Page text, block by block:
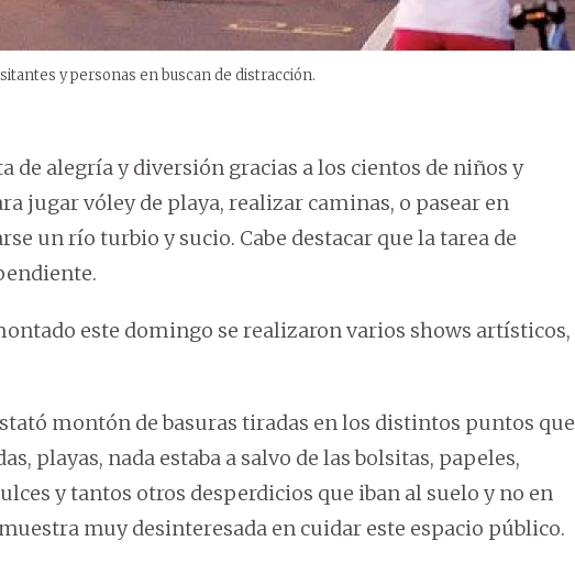
y personas en buscan de distracción.
de alegría y diversión gracias a los cientos de niños y
jugar vóley de playa, realizar caminas, o pasear en
un río turbio y sucio. Cabe destacar que la tarea de
este domingo se realizaron varios shows artísticos,
montón de basuras tiradas en los distintos puntos que
playas, nada estaba a salvo de las bolsitas, papeles,
y tantos otros desperdicios que iban al suelo y no en
muy desinteresada en cuidar este espacio público.